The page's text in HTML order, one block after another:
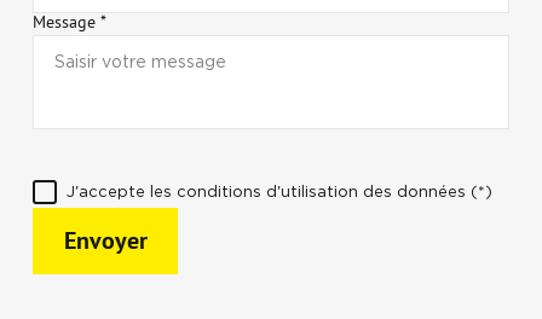
Message *
J'accepte les conditions d'utilisation des données (*)
Envoyer